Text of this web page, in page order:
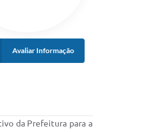
Avaliar Informação
da Prefeitura para a